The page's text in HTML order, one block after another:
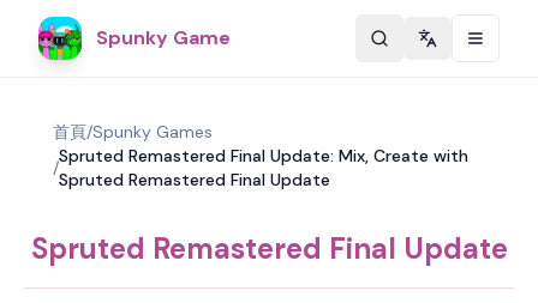
Spunky Game Change
首頁/Spunky Games
/
Spruted Remastered Final Update: Mix, Create with
Spruted Remastered Final Update
Spruted Remastered Final Update